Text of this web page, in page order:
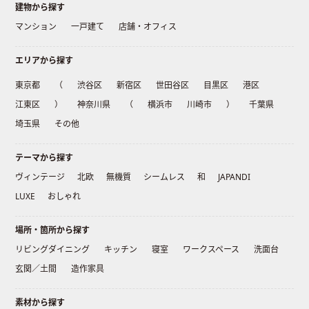
建物から探す
マンション
一戸建て 店舗・オフィス
エリアから探す
東京都 （ 渋谷区 新宿区 世田谷区 目黒区
港区
江東区
） 神奈川県 （ 横浜市 川崎市 ）
千葉県
埼玉県
その他
テーマから探す
ヴィンテージ
北欧 無機質 シームレス 和
JAPANDI
LUXE
おしゃれ
場所・箇所から探す
リビングダイニング
キッチン 寝室 ワークスペース
洗面台
玄関／土間
造作家具
素材から探す